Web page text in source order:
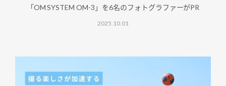
「OM SYSTEM OM-3」を6名のフォトグラファーがPR
2025.10.01